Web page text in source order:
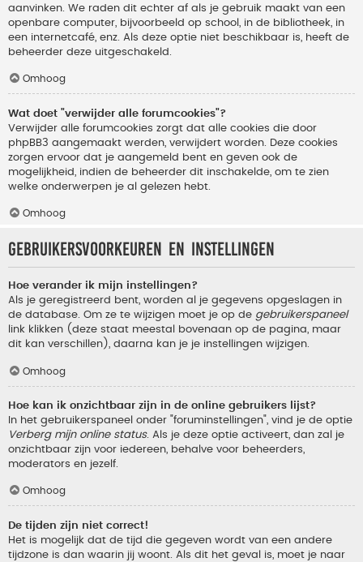
aanvinken. We raden dit echter af als je gebruik maakt van een
openbare computer, bijvoorbeeld op school, in de bibliotheek, in
een internetcafé, enz. Als deze optie niet beschikbaar is, heeft de
beheerder deze uitgeschakeld.
Omhoog
Wat doet "verwijder alle forumcookies"?
Verwijder alle forumcookies zorgt dat alle cookies die door
phpBB3 aangemaakt werden, verwijdert worden. Deze cookies
zorgen ervoor dat je aangemeld bent en geven ook de
mogelijkheid, indien de beheerder dit inschakelde, om te zien
welke onderwerpen je al gelezen hebt.
Omhoog
Gebruikersvoorkeuren en instellingen
Hoe verander ik mijn instellingen?
Als je geregistreerd bent, worden al je gegevens opgeslagen in
de database. Om ze te wijzigen moet je op de gebruikerspaneel
link klikken (deze staat meestal bovenaan op de pagina, maar
dit kan verschillen), daarna kan je je instellingen wijzigen.
Omhoog
Hoe kan ik onzichtbaar zijn in de online gebruikers lijst?
In het gebruikerspaneel onder "foruminstellingen", vind je de optie
Verberg mijn online status. Als je deze optie activeert, dan zal je
onzichtbaar zijn voor iedereen, behalve voor beheerders,
moderators en jezelf.
Omhoog
De tijden zijn niet correct!
Het is mogelijk dat de tijd die gegeven wordt van een andere
tijdzone is dan waarin jij woont. Als dit het geval is, moet je naar